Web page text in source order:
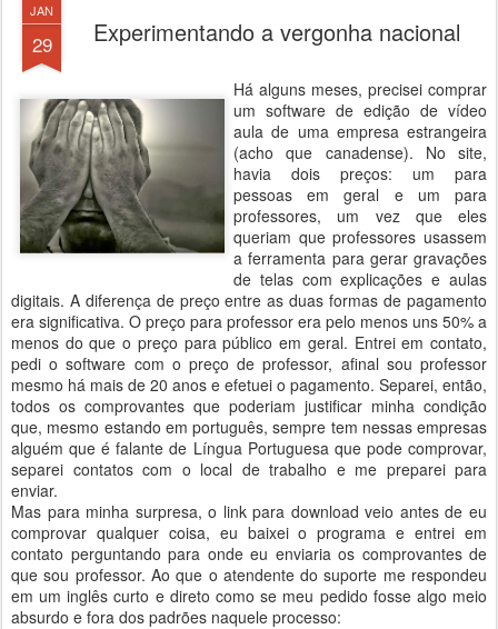
JAN
29 Experimentando a vergonha nacional
Há alguns meses, precisei comprar
um software de edição de vídeo
aula de uma empresa estrangeira
(acho que canadense). No site,
havia dois preços: um para
pessoas em geral e um para
professores, um vez que eles
queriam que professores usassem
a ferramenta para gerar gravações
de telas com explicações e aulas
digitais. A diferença de preço entre as duas formas de pagamento
era significativa. O preço para professor era pelo menos uns 50% a
menos do que o preço para público em geral. Entrei em contato,
pedi o software com o preço de professor, afinal sou professor
mesmo há mais de 20 anos e efetuei o pagamento. Separei, então,
todos os comprovantes que poderiam justificar minha condição
que, mesmo estando em português, sempre tem nessas empresas
alguém que é falante de Língua Portuguesa que pode comprovar,
separei contatos com o local de trabalho e me preparei para
enviar.
Mas para minha surpresa, o link para download veio antes de eu
comprovar qualquer coisa, eu baixei o programa e entrei em
contato perguntando para onde eu enviaria os comprovantes de
que sou professor. Ao que o atendente do suporte me respondeu
em um inglês curto e direto como se meu pedido fosse algo meio
absurdo e fora dos padrões naquele processo: